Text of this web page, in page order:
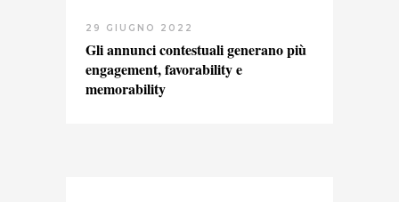
29 GIUGNO 2022
Gli annunci contestuali generano più
engagement, favorability e
memorability